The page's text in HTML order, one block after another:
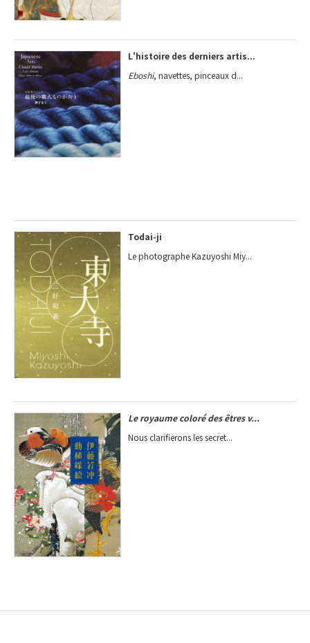
L'histoire des derniers artis...
Eboshi, navettes, pinceaux d...
Todai-ji
Le photographe Kazuyoshi Miy...
Le royaume coloré des êtres v...
Nous clarifierons les secret...